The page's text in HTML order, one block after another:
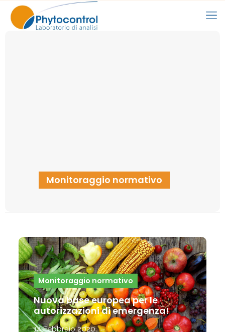
Monitoraggio normativo
Monitoraggio normativo
Nuova base europea per le
autorizzazioni di emergenza!
14 Febbraio 2020